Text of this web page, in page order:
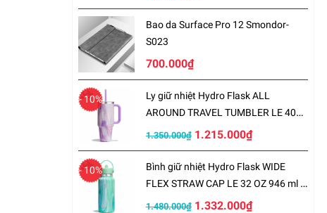
Bao da Surface Pro 12 Smondor-
S023
700.000₫
Ly giữ nhiệt Hydro Flask ALL
AROUND TRAVEL TUMBLER LE 40
OZ 1183 ml – LE-S25TT40
1.350.000₫ 1.215.000₫
- 10%
Bình giữ nhiệt Hydro Flask WIDE
FLEX STRAW CAP LE 32 OZ 946 ml –
LE-S25W32
1.480.000₫ 1.332.000₫
- 10%